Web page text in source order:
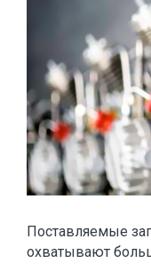
Поставляемые
охватывают